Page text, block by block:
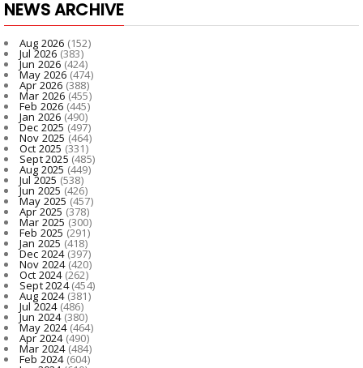
NEWS ARCHIVE
Aug 2026 (152)
Jul 2026 (383)
Jun 2026(424)
May 2026(474)
Apr 2026 (388)
Mar 2026(455)
Feb 2026 (445)
Jan 2026 (490)
Dec 2025(497)
Nov 2025 (464)
Oct 2025 (331)
Sept 2025 (485)
Aug 2025 (449)
Jul 2025 (538)
Jun 2025(426)
May 2025(457)
Apr 2025 (378)
Mar 2025 (300)
Feb 2025 (291)
Jan 2025 (418)
Dec 2024(397)
Nov 2024(420)
Oct 2024(262)
Sept 2024(454)
Aug 2024(381)
Jul 2024(486)
Jun 2024(380)
May 2024(464)
Apr 2024(490)
Mar 2024(484)
Feb 2024(604)